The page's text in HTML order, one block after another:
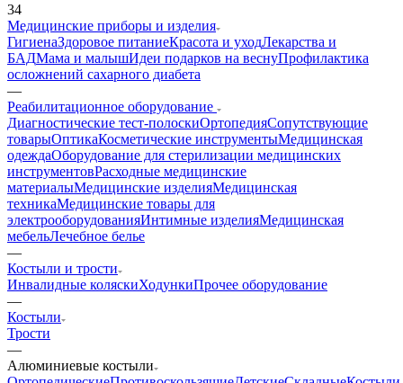
34
Медицинские приборы и изделия
ГигиенаЗдоровое питаниеКрасота и уходЛекарства и
БАДМама и малышИдеи подарков на веснуПрофилактика
осложнений сахарного диабета
—
Реабилитационное оборудование
Диагностические тест-полоскиОртопедияСопутствующие
товарыОптикаКосметические инструментыМедицинская
одеждаОборудование для стерилизации медицинских
инструментовРасходные медицинские
материалыМедицинские изделияМедицинская
техникаМедицинские товары для
электрооборудованияИнтимные изделияМедицинская
мебельЛечебное белье
—
Костыли и трости
Инвалидные коляскиХодункиПрочее оборудование
—
Костыли
Трости
—
Алюминиевые костыли